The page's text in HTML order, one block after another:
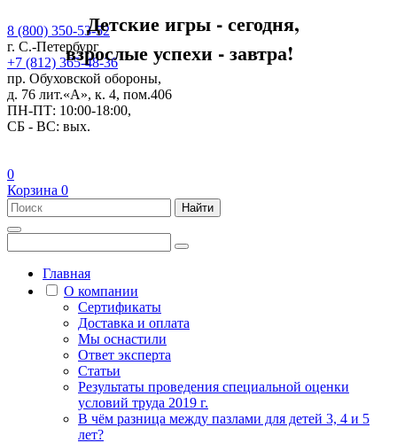
8 (800) 350-53-52
г. С.-Петербург
+7 (812) 365-48-36
пр. Обуховской обороны,
д. 76 лит.«А», к. 4, пом.406
ПН-ПТ: 10:00-18:00,
СБ - ВС: вых.
Детские игры - сегодня,
взрослые успехи - завтра!
0
Корзина 0
Найти
Главная
О компании
Сертификаты
Доставка и оплата
Мы оснастили
Ответ эксперта
Статьи
Результаты проведения специальной оценки
условий труда 2019 г.
В чём разница между пазлами для детей 3, 4 и 5
лет?